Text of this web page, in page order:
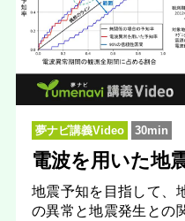
夢ナビ講義Video 30min
電波を用いた地
地震予知を目指して、
の異常と地震発生との